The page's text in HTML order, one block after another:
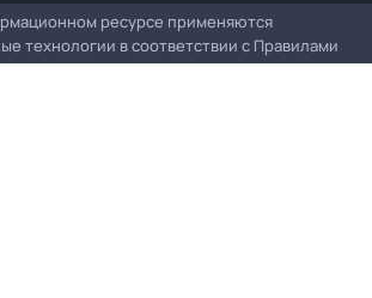
ресурсе применяются
технологии в соответствии с Правилами